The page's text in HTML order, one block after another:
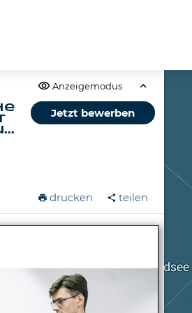
Anzeigemodus
Jetzt bewerben
drucken teilen